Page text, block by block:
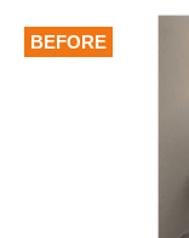
BEFORE